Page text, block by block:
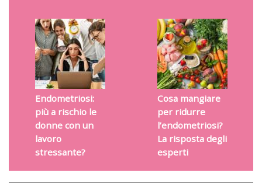
Endometriosi:
più a rischio le
donne con un
lavoro
stressante?
Cosa mangiare
per ridurre
l’endometriosi?
La risposta degli
esperti